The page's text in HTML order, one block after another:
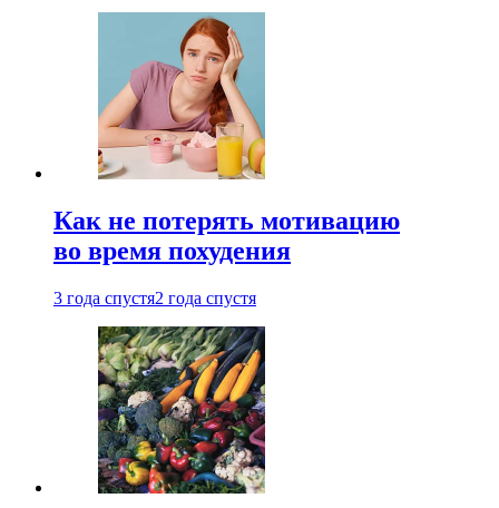
Как не потерять мотивацию
во время похудения
3 года спустя2 года спустя